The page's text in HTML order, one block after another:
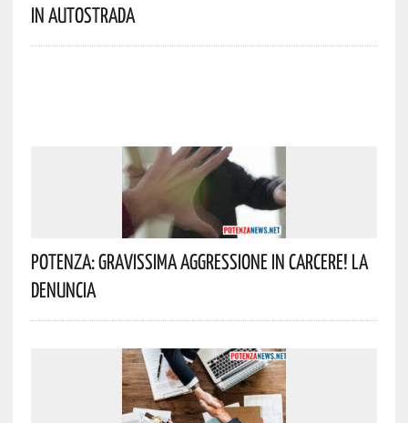
In Autostrada
Potenza: Gravissima Aggressione In Carcere! La
Denuncia